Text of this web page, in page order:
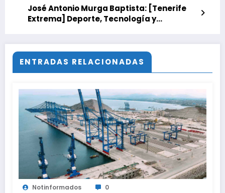
José Antonio Murga Baptista: [Tenerife
Extrema] Deporte, Tecnología y
ENTRADAS RELACIONADAS
Notinformados 0